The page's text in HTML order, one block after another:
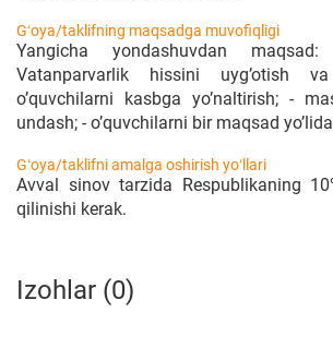
Gʻoya/taklifning maqsadga muvofiqligi
Yangicha yondashuvdan maqsad:
Vatanparvarlik hissini uyg’otish
o’quvchilarni kasbga yo’naltirish; -
undash; - o’quvchilarni bir maqsad
Gʻoya/taklifni amalga oshirish yoʻllari
Avval sinov tarzida Respublikaning
qilinishi kerak.
Izohlar (0)